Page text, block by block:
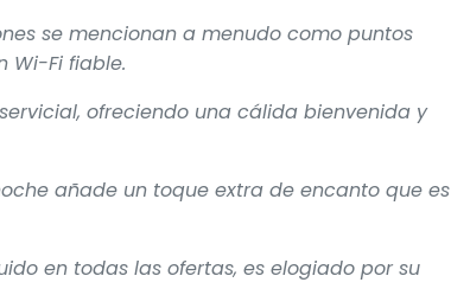
se mencionan a menudo como puntos
Wi-Fi fiable.
ofreciendo una cálida bienvenida y
añade un toque extra de encanto que es
en todas las ofertas, es elogiado por su